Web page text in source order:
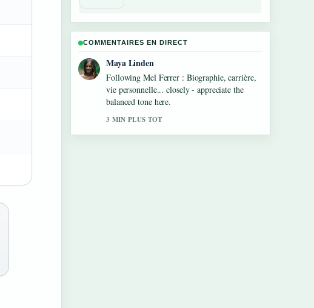
COMMENTAIRES EN DIRECT
Sofia Grant
Useful context on Robie Uniacke : âge,
fortune, enfants et.... Please keep this live
thread updated.
5 MIN PLUS TOT